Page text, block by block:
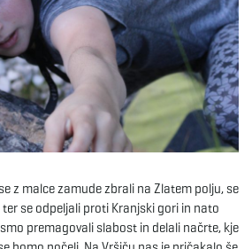
g
l
n
z malce zamude zbrali na Zlatem polju, se
se odpeljali proti Kranjski gori in nato
premagovali slabost in delali načrte, kje